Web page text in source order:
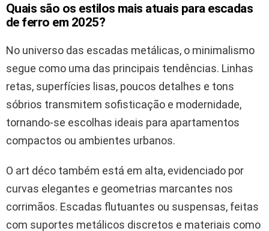
Quais são os estilos mais atuais para escadas
de ferro em 2025?
No universo das escadas metálicas, o minimalismo
segue como uma das principais tendências. Linhas
retas, superfícies lisas, poucos detalhes e tons
sóbrios transmitem sofisticação e modernidade,
tornando-se escolhas ideais para apartamentos
compactos ou ambientes urbanos.
O art déco também está em alta, evidenciado por
curvas elegantes e geometrias marcantes nos
corrimãos. Escadas flutuantes ou suspensas, feitas
com suportes metálicos discretos e materiais como